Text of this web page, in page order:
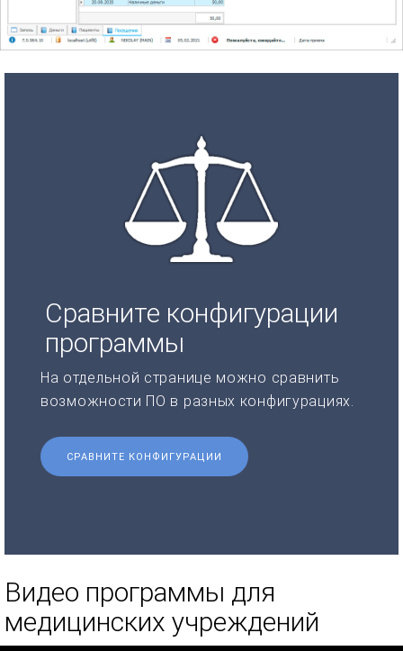
Сравните конфигурации
программы
На отдельной странице можно сравнить
возможности ПО в разных конфигурациях.
СРАВНИТЕ КОНФИГУРАЦИИ
Видео программы для
медицинских учреждений